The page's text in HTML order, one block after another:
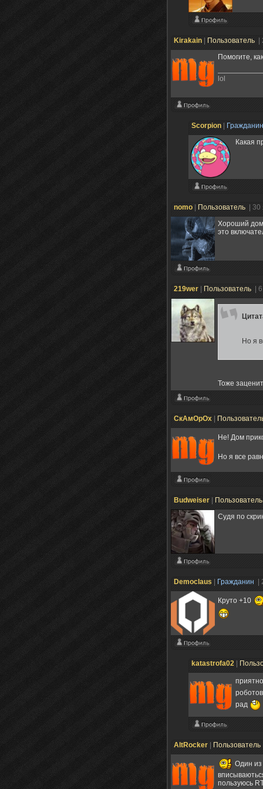
Kirakain Пользователь
Помогите,
lol
Scorpion
Какая
nomo Пользователь
|
Хороший дом
это
219wer Пользователь |
Но я
Тоже
СкАмОрОх
Не! Дом
Но я все
Budweiser
Судя по
Democlaus Гражданин
Круто +10
katastrofa02
рад
AltRocker Пользователь
Один
пользуюсь